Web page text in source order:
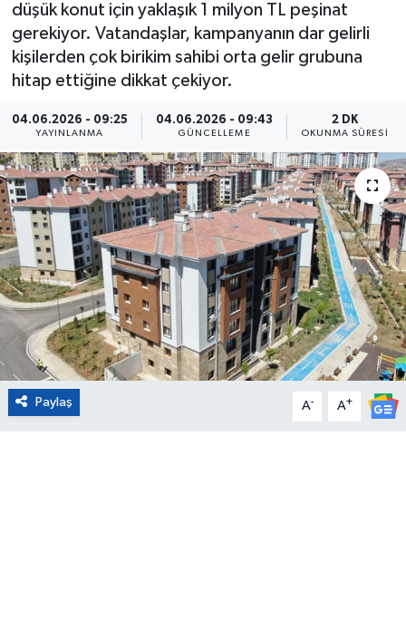
düşük konut için yaklaşık 1 milyon TL peşinat
gerekiyor. Vatandaşlar, kampanyanın dar gelirli
kişilerden çok birikim sahibi orta gelir grubuna
hitap ettiğine dikkat çekiyor.
04.06.2026 - 09:25
YAYINLANMA
04.06.2026 - 09:43
GÜNCELLEME
2 DK
OKUNMA SÜRESI
Paylaş A- A+
Asayiş
Dünya
Eğitim
Sağlık
Magazin
Turizm
Çevre
Kültür ve Sanat
Sivil Toplum
Haber Arşivi